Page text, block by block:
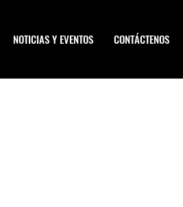
NOTICIAS Y EVENTOS CONTÁCTENOS